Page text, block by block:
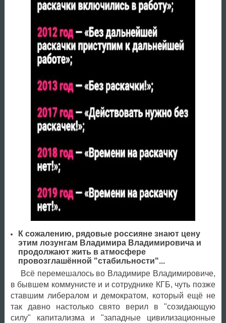
К сожалению, рядовые россияне знают цену
этим лозунгам Владимира Владимировича и
продолжают жить в атмосфере
провозглашённой "стабильности"...
Всё перемешалось во Владимире Владимировиче,
в бывшем коммунисте и и сотруднике КГБ, чуть позже
ставшим либералом и демократом, который ещё не
так давно настолько свято верил в "созидающую
силу" капитализма и "западные цивилизационные